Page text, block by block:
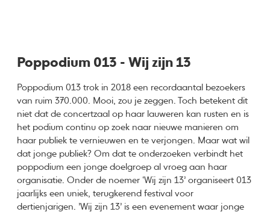
Poppodium 013 - Wij zijn 13
Poppodium 013 trok in 2018 een recordaantal bezoekers
van ruim 370.000. Mooi, zou je zeggen. Toch betekent dit
niet dat de concertzaal op haar lauweren kan rusten en is
het podium continu op zoek naar nieuwe manieren om
haar publiek te vernieuwen en te verjongen. Maar wat wil
dat jonge publiek? Om dat te onderzoeken verbindt het
poppodium een jonge doelgroep al vroeg aan haar
organisatie. Onder de noemer ‘Wij zijn 13’ organiseert 013
jaarlijks een uniek, terugkerend festival voor
dertienjarigen. ’Wij zijn 13’ is een evenement waar jonge